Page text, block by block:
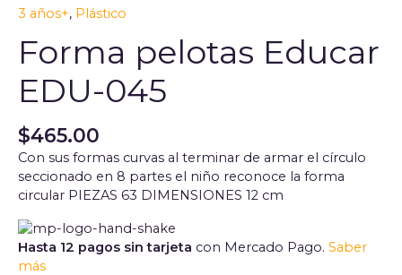
3 años+, Plástico
Forma pelotas Educar
EDU-045
$465.00
Con sus formas curvas al terminar de armar el círculo
seccionado en 8 partes el niño reconoce la forma
circular PIEZAS 63 DIMENSIONES 12 cm
Hasta 12 pagos sin tarjeta con Mercado Pago. Saber
más
045